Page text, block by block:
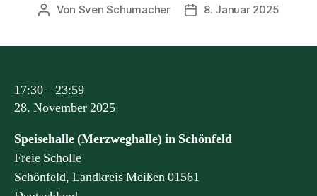
Beitragsautor
Von Sven Schumacher Beitragsdatum
8. Januar 2025
Weihnachtsfeier
17:30–23:59
28. November 2025
Speisehalle (Merzweghalle) in Schönfeld
Freie Scholle
Schönfeld, Landkreis Meißen01561